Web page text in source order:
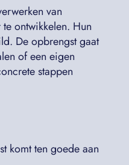
van
ontwikkelen. Hun
De opbrengst gaat
of een eigen
stappen
komt ten goede aan